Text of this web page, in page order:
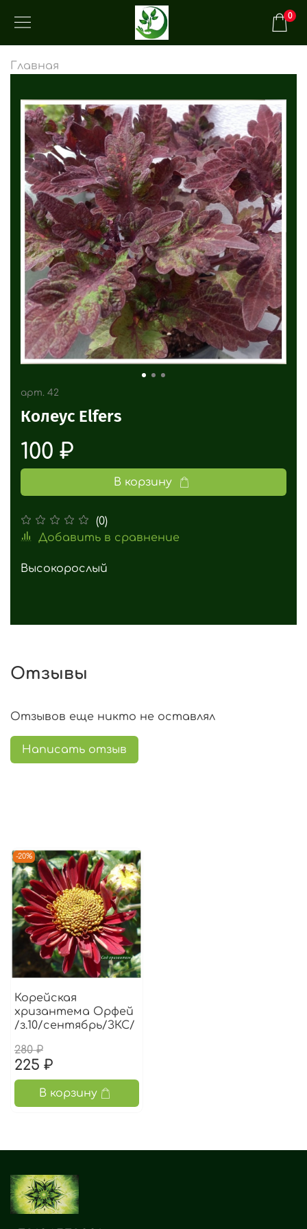
0
Главная
арт. 42
Колеус Elfers
(0)
Добавить в сравнение
100 ₽
В корзину
Высокорослый
Отзывы
Отзывов еще никто не оставлял
Написать отзыв
-20%
Корейская
хризантема Орфей
/з.10/сентябрь/ЗКС/
280 ₽
225 ₽
В корзину